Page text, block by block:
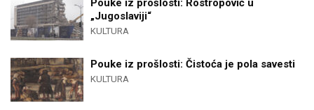
Pouke iz prošlosti: Rostropovič u
„Jugoslaviji“
KULTURA
Pouke iz prošlosti: Čistoća je pola savesti
KULTURA